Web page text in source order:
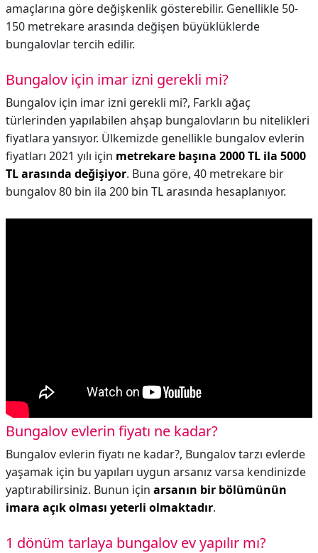
amaçlarına göre değişkenlik gösterebilir. Genellikle 50-
150 metrekare arasında değişen büyüklüklerde
bungalovlar tercih edilir.
Bungalov için imar izni gerekli mi?
Bungalov için imar izni gerekli mi?, Farklı ağaç
türlerinden yapılabilen ahşap bungalovların bu nitelikleri
fiyatlara yansıyor. Ülkemizde genellikle bungalov evlerin
fiyatları 2021 yılı için metrekare başına 2000 TL ila 5000
TL arasında değişiyor. Buna göre, 40 metrekare bir
bungalov 80 bin ila 200 bin TL arasında hesaplanıyor.
Bungalov evlerin fiyatı ne kadar?
Bungalov evlerin fiyatı ne kadar?, Bungalov tarzı evlerde
yaşamak için bu yapıları uygun arsanız varsa kendinizde
yaptırabilirsiniz. Bunun için arsanın bir bölümünün
imara açık olması yeterli olmaktadır.
1 dönüm tarlaya bungalov ev yapılır mı?